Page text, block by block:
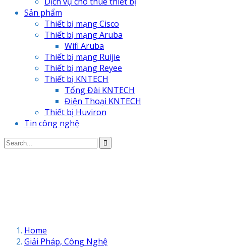
Sản phẩm
Thiết bị mạng Cisco
Thiết bị mạng Aruba
Wifi Aruba
Thiết bị mạng Ruijie
Thiết bị mạng Reyee
Thiết bị KNTECH
Tổng Đài KNTECH
Điện Thoại KNTECH
Thiết bị Huviron
Tin công nghệ
Home
Giải Pháp, Công Nghệ